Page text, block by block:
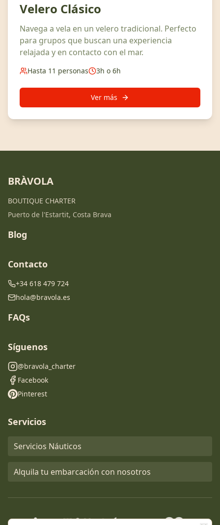
Velero Clásico
Navega a vela en un velero tradicional. Perfecto
para grupos que buscan una experiencia
relajada y en contacto con el mar.
Hasta 11 personas 3h o 6h
Ver más
BRÀVOLA
BOUTIQUE CHARTER
Puerto de l'Estartit, Costa Brava
Blog
Contacto
+34 618 479 724
hola@bravola.es
FAQs
Síguenos
@bravola_charter
Facebook
Pinterest
Servicios
Servicios Náuticos
Alquila tu embarcación con nosotros